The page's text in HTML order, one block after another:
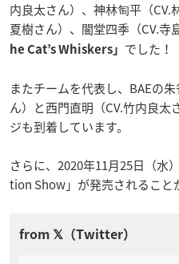
内良太さん）、神林匋平（CV.
夏樹さん）、闇堂四季（CV.寺
he Cat’s Whiskers」 でした！
またチームを代表し、BAEの
ん）と西門直明（CV.竹内良太
ジも到着しています。
さらに、2020年11月25日（水
tion Show」が発売されること